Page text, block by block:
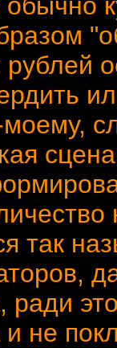
рублей
так
ради
не